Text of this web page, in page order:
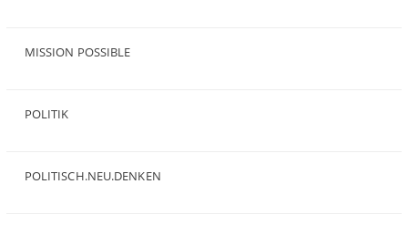
MISSION POSSIBLE
POLITIK
POLITISCH.NEU.DENKEN